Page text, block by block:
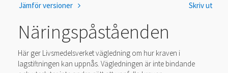
Skriv ut
Jämför versioner
Näringspåståenden
Här ger Livsmedelsverket vägledning om hur kraven i
lagstiftningen kan uppnås. Vägledningen är inte bindande